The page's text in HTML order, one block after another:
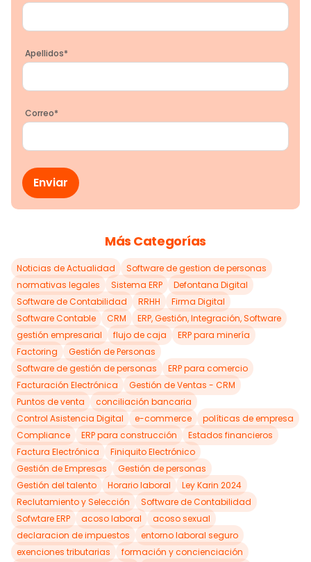
Apellidos*
Correo*
Más Categorías
Noticias de Actualidad
Software de gestion de personas
normativas legales
Sistema ERP
Defontana Digital
Software de Contabilidad
RRHH
Firma Digital
Software Contable
CRM
ERP, Gestión, Integración, Software
gestión empresarial
flujo de caja
ERP para minería
Factoring
Gestión de Personas
Software de gestión de personas
ERP para comercio
Facturación Electrónica
Gestión de Ventas - CRM
Puntos de venta
conciliación bancaria
Control Asistencia Digital
e-commerce
políticas de empresa
Compliance
ERP para construcción
Estados financieros
Factura Electrónica
Finiquito Electrónico
Gestión de Empresas
Gestión de personas
Gestión del talento
Horario laboral
Ley Karin 2024
Reclutamiento y Selección
Software de Contabilidad
Sofwtare ERP
acoso laboral
acoso sexual
declaracion de impuestos
entorno laboral seguro
exenciones tributarias
formación y concienciación